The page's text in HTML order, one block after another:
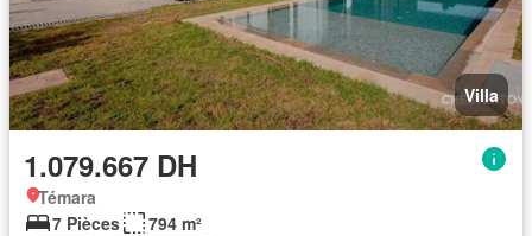
Villa
1.079.667 DH
Témara
7 Pièces
794 m²